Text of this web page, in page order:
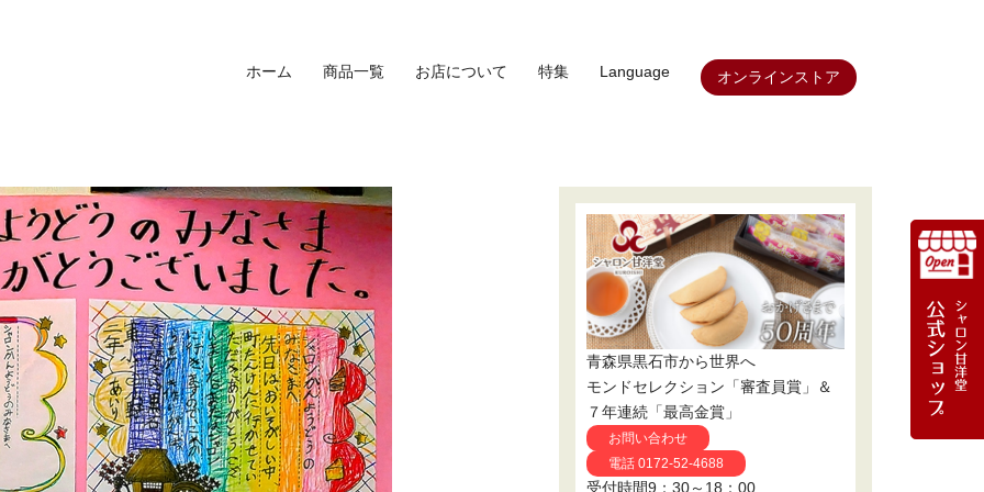
ホーム 商品一覧 お店について 特集 Language オンラインストア
青森県黒石市から世界へ
モンドセレクション「審査員賞」＆
７年連続「最高金賞」
お問い合わせ
電話 0172-52-4688
受付時間9：30～18：00